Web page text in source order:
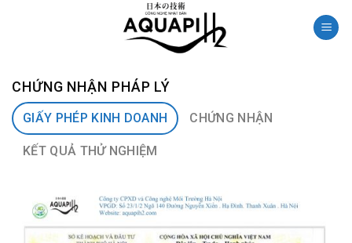
CHỨNG NHẬN PHÁP LÝ
GIẤY PHÉP KINH DOANH CHỨNG NHẬN
KẾT QUẢ THỬ NGHIỆM